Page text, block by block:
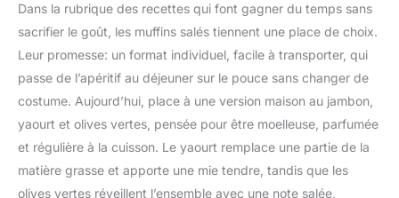
Dans la rubrique des recettes qui font gagner du temps sans
sacrifier le goût, les muffins salés tiennent une place de choix.
Leur promesse: un format individuel, facile à transporter, qui
passe de l’apéritif au déjeuner sur le pouce sans changer de
costume. Aujourd’hui, place à une version maison au jambon,
yaourt et olives vertes, pensée pour être moelleuse, parfumée
et régulière à la cuisson. Le yaourt remplace une partie de la
matière grasse et apporte une mie tendre, tandis que les
olives vertes réveillent l’ensemble avec une note salée,